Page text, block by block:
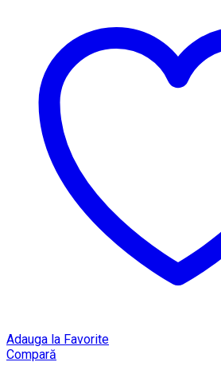
Adauga la Favorite
Compară